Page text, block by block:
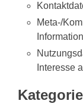
Meta-/
Interesse